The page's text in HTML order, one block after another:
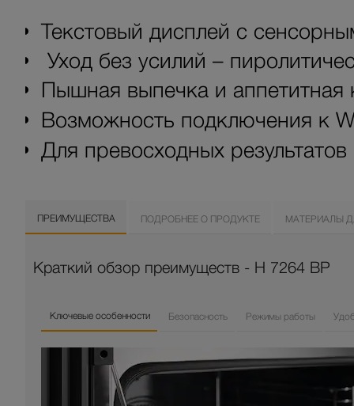
Текстовый дисплей с
Уход без усилий –
Пышная выпечка и
Возможность подключения к
Для превосходных
ПРЕИМУЩЕСТВА ПОДРОБНЕЕ О ПРОДУКТЕ МАТЕРИАЛЫ
Краткий обзор преимуществ - H 7264 BP
Ключевые особенности Безопасность Режимы работы